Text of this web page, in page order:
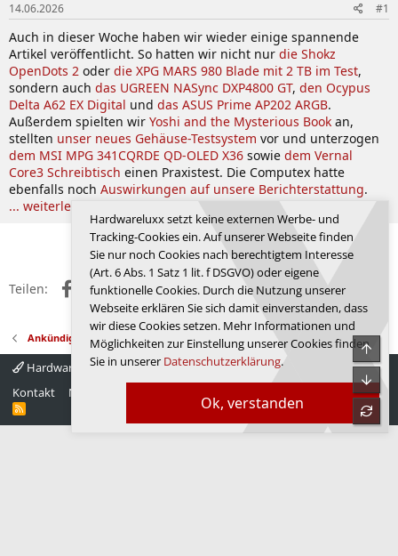
e
r
t
a
m
14.06.2026 #1
Auch in dieser Woche haben wir wieder einige spannende
Artikel veröffentlicht. So hatten wir nicht nur die Shokz
OpenDots 2 oder die XPG MARS 980 Blade mit 2 TB im Test,
sondern auch das UGREEN NASync DXP4800 GT, den Ocypus
Delta A62 EX Digital und das ASUS Prime AP202 ARGB.
Außerdem spielten wir Yoshi and the Mysterious Book an,
stellten unser neues Gehäuse-Testsystem vor und unterzogen
dem MSI MPG 341CQRDE QD-OLED X36 sowie dem Vernal
Core3 Schreibtisch einen Praxistest. Die Computex hatte
ebenfalls noch Auswirkungen auf unsere Berichterstattung.
... weiterlesen
Anmelden, um zu antworten.
Teilen: FacebookX (Twitter)
RedditWhatsApp
E-MailLink
Ankündigungen, Regeln und Feedback
Hardwareluxx 4.0
Deutsch
Kontakt
Nutzungsbedingungen Startseite
R
Ok, verstanden
Hardwareluxx setzt keine externen Werbe- und
Tracking-Cookies ein. Auf unserer Webseite finden
Sie nur noch Cookies nach berechtigtem Interesse
(Art. 6 Abs. 1 Satz 1 lit. f DSGVO) oder eigene
funktionelle Cookies. Durch die Nutzung unserer
Webseite erklären Sie sich damit einverstanden, dass
wir diese Cookies setzen. Mehr Informationen und
Möglichkeiten zur Einstellung unserer Cookies finden
Sie in unserer Datenschutzerklärung.